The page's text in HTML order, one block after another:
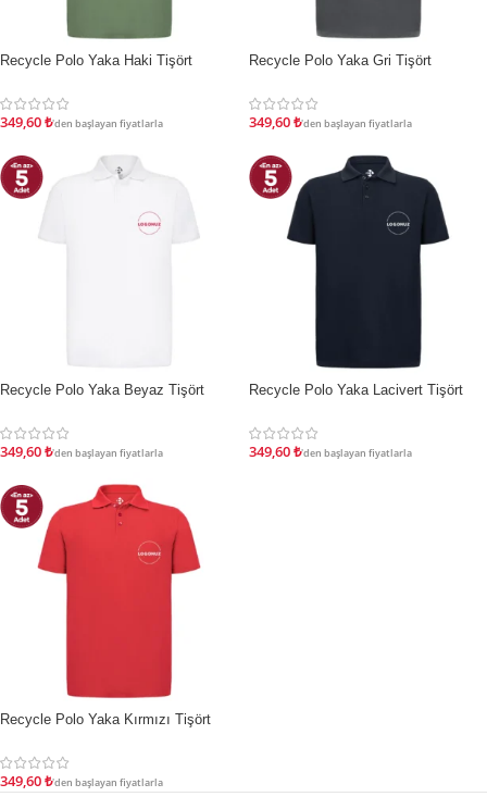
İNDIRIM
Recycle Polo Yaka Haki Tişört
349,60₺'den başlayan fiyatlarla
İNDIRIM
Recycle Polo Yaka Gri Tişört
349,60₺'den başlayan fiyatlarla
İNDIRIM
Recycle Polo Yaka Beyaz Tişört
349,60₺'den başlayan fiyatlarla
İNDIRIM
Recycle Polo Yaka Lacivert Tişört
349,60₺'den başlayan fiyatlarla
İNDIRIM
Recycle Polo Yaka Kırmızı Tişört
349,60₺'den başlayan fiyatlarla